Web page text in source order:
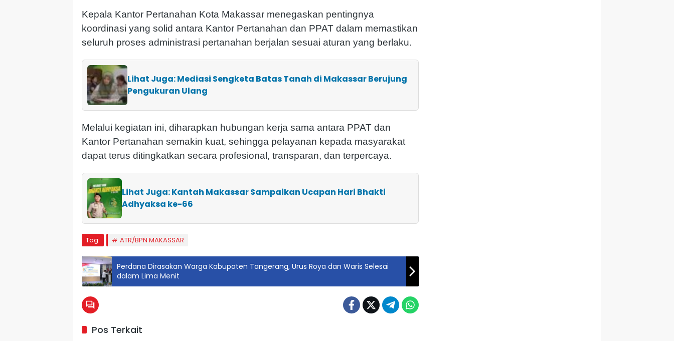
Kepala Kantor Pertanahan Kota Makassar menegaskan pentingnya
koordinasi yang solid antara Kantor Pertanahan dan PPAT dalam memastikan
seluruh proses administrasi pertanahan berjalan sesuai aturan yang berlaku.
Lihat Juga: Mediasi Sengketa Batas Tanah di Makassar Berujung
Pengukuran Ulang
Melalui kegiatan ini, diharapkan hubungan kerja sama antara PPAT dan
Kantor Pertanahan semakin kuat, sehingga pelayanan kepada masyarakat
dapat terus ditingkatkan secara profesional, transparan, dan terpercaya.
Lihat Juga: Kantah Makassar Sampaikan Ucapan Hari Bhakti
Adhyaksa ke-66
Tag: ATR/BPN MAKASSAR
Perdana Dirasakan Warga Kabupaten Tangerang, Urus Roya dan Waris Selesai
dalam Lima Menit
Pos Terkait